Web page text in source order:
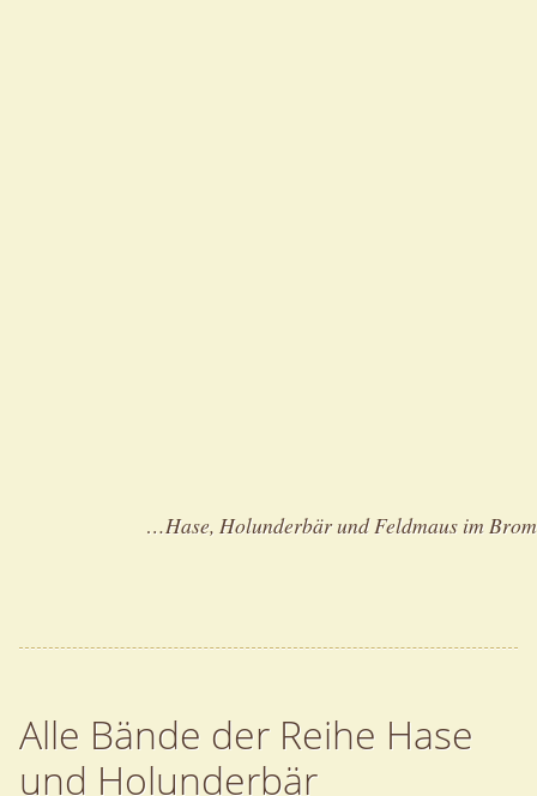
…Hase, Holunderbär und Feldmaus im
Alle Bände der Reihe Hase
und Holunderbär